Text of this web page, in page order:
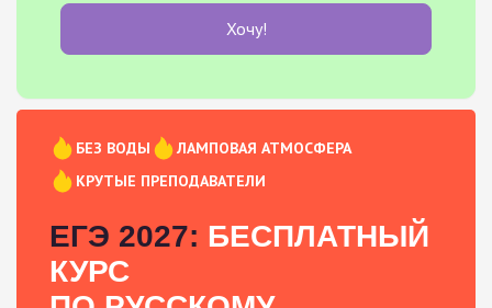
Хочу!
БЕЗ ВОДЫ
ЛАМПОВАЯ АТМОСФЕРА
КРУТЫЕ ПРЕПОДАВАТЕЛИ
ЕГЭ 2027: БЕСПЛАТНЫЙ
КУРС